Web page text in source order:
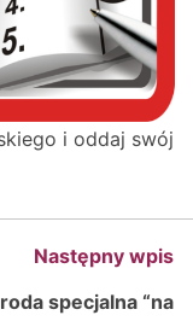
i oddaj swój
Następny wpis
specjalna “na